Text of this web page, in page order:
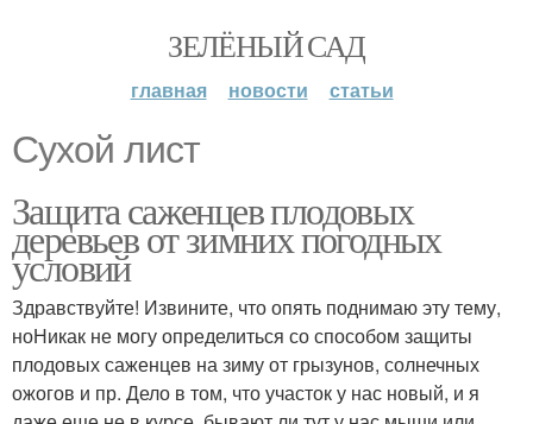
ЗЕЛЁНЫЙ САД
главная новости статьи
Сухой лист
Защита саженцев плодовых
деревьев от зимних погодных
условий
Здравствуйте! Извините, что опять поднимаю эту тему,
ноНикак не могу определиться со способом защиты
плодовых саженцев на зиму от грызунов, солнечных
ожогов и пр. Дело в том, что участок у нас новый, и я